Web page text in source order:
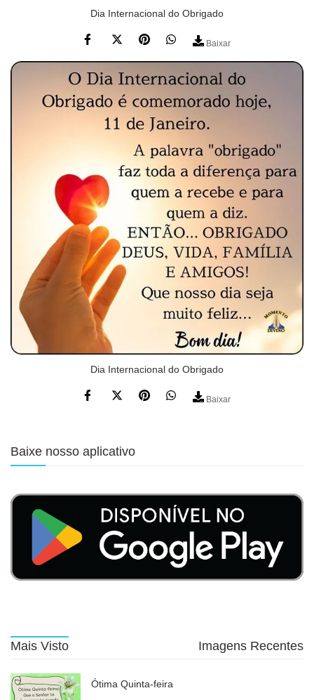
Dia Internacional do Obrigado
Baixar
Dia Internacional do Obrigado
Baixar
Baixe nosso aplicativo
Mais Visto Imagens Recentes
Ótima Quinta-feira